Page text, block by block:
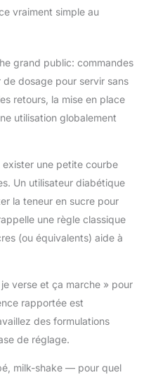
vos slushies
le panneau de
intuitif qui
d'un bouton
de
pour que tout
correctement.
préparations
: choisissez
slushy, juice,
shake ou
votre seul
de cuisine
les boissons
PRÊT EN
à slushie à la
vraiment simple au
grand public: commandes
dosage pour servir sans
retours, la mise en place
utilisation globalement
une petite courbe
Un utilisateur diabétique
la teneur en sucre pour
une règle classique
(ou équivalents) aide à
verse et ça marche » pour
rapportée est
des formulations
de réglage.
milk-shake — pour quel